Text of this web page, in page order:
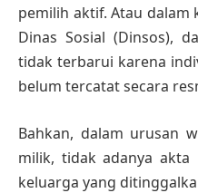
pemilih aktif. Atau dalam
Dinas Sosial (Dinsos),
tidak terbarui karena
belum tercatat secara
Bahkan, dalam urusan
milik, tidak adanya akta
keluarga yang